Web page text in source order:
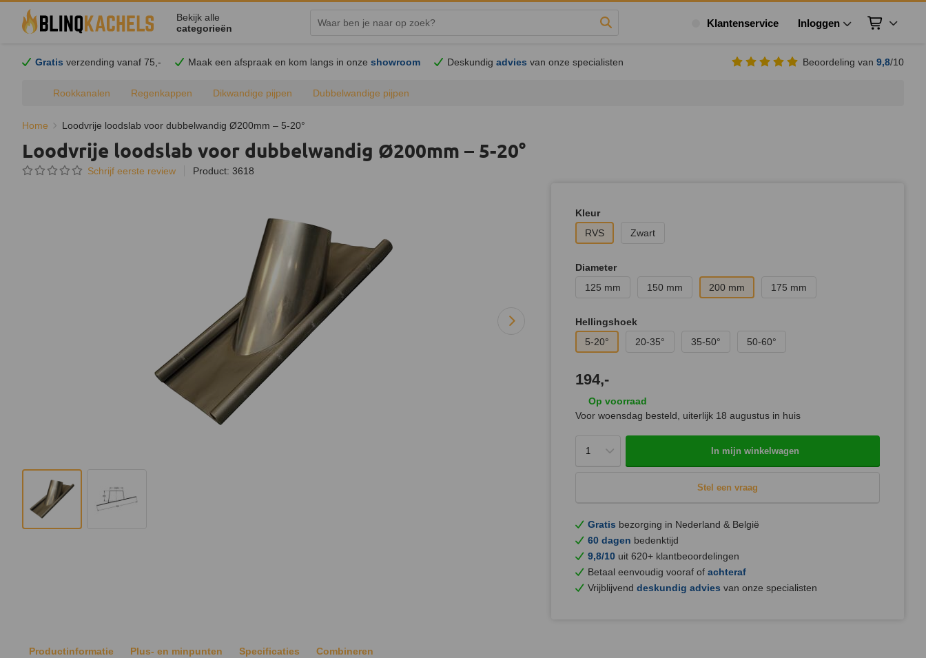
Bekijk alle
categorieën
Klantenservice Inloggen Winkelwagen
Gratis verzending vanaf 75,- Maak een afspraak en kom langs in onzeshowroom Deskundigadvies van onze specialisten Beoordeling van 9,8/10
Rookkanalen Regenkappen Dikwandige pijpen Dubbelwandige pijpen
Home Loodvrije loodslab voor dubbelwandig Ø200mm – 5-20°
Loodvrije loodslab voor dubbelwandig Ø200mm – 5-20°
Schrijf eerste review Product: 3618
Kleur
RVS
Zwart
Diameter
125 mm
150 mm 200 mm 175 mm
Hellingshoek
5-20°
20-35° 35-50° 50-60°
194,-
Op voorraad
Voor woensdag besteld, uiterlijk 18 augustus in huis
In mijn winkelwagen
Stel een vraag
Gratis bezorging in Nederland & België
60 dagen bedenktijd
9,8/10 uit 620+ klantbeoordelingen
Betaal eenvoudig vooraf of achteraf
Vrijblijvend deskundig advies van onze specialisten
Productinformatie Plus- en minpunten Specificaties Combineren